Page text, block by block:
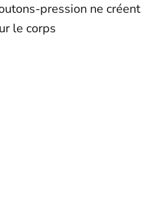
pression ne créent
le corps